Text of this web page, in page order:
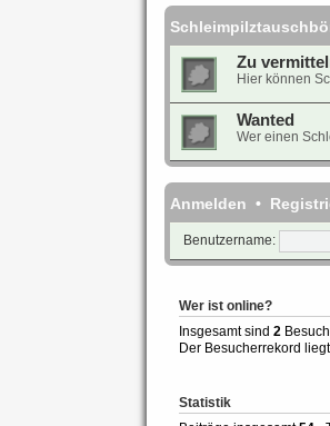
Zu
Hier können
Wanted
Wer einen
Anmelden •
Benutzername:
Wer ist online?
Insgesamt sind 2
Der Besucherrekord
Statistik